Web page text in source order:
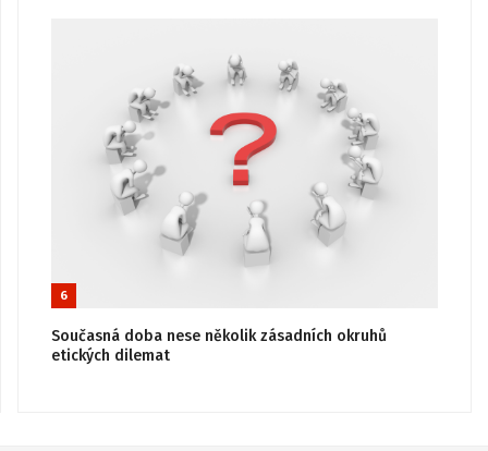
6
Současná doba nese několik zásadních okruhů
etických dilemat